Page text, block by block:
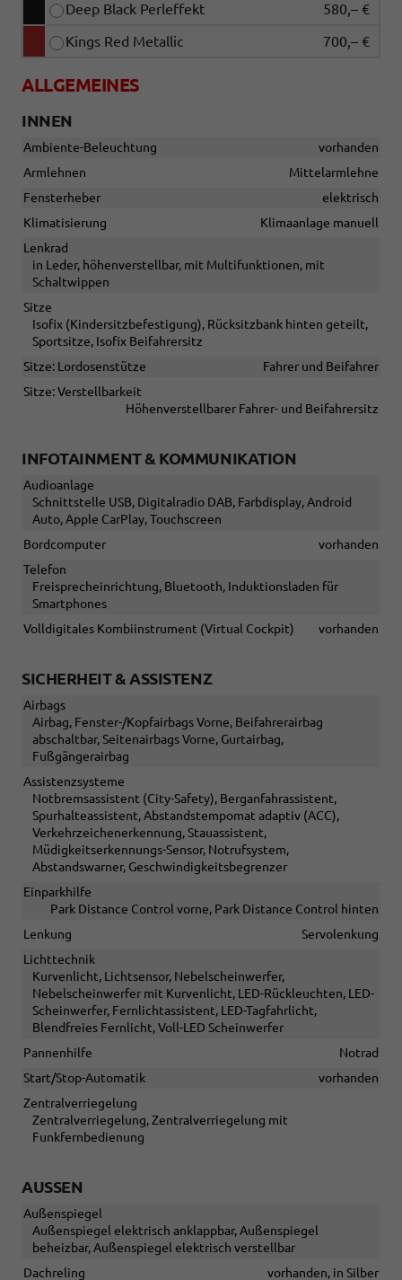
Deep Black Perleffekt
580,– €
Kings Red Metallic
700,– €
ALLGEMEINES
INNEN
Ambiente-Beleuchtung
vorhanden
Armlehnen
Mittelarmlehne
Fensterheber
elektrisch
Klimatisierung
Klimaanlage manuell
Lenkrad
in Leder, höhenverstellbar, mit Multifunktionen, mit
Schaltwippen
Sitze
Isofix (Kindersitzbefestigung), Rücksitzbank hinten geteilt,
Sportsitze, Isofix Beifahrersitz
Sitze: Lordosenstütze
Fahrer und Beifahrer
Sitze: Verstellbarkeit
Höhenverstellbarer Fahrer- und Beifahrersitz
INFOTAINMENT & KOMMUNIKATION
Audioanlage
Schnittstelle USB, Digitalradio DAB, Farbdisplay, Android
Auto, Apple CarPlay, Touchscreen
Bordcomputer
vorhanden
Telefon
Freisprecheinrichtung, Bluetooth, Induktionsladen für
Smartphones
Volldigitales Kombiinstrument (Virtual Cockpit)
vorhanden
SICHERHEIT & ASSISTENZ
Airbags
Airbag, Fenster-/Kopfairbags Vorne, Beifahrerairbag
abschaltbar, Seitenairbags Vorne, Gurtairbag,
Fußgängerairbag
Assistenzsysteme
Notbremsassistent (City-Safety), Berganfahrassistent,
Spurhalteassistent, Abstandstempomat adaptiv (ACC),
Verkehrzeichenerkennung, Stauassistent,
Müdigkeitserkennungs-Sensor, Notrufsystem,
Abstandswarner, Geschwindigkeitsbegrenzer
Einparkhilfe
Park Distance Control vorne, Park Distance Control hinten
Lenkung
Servolenkung
Lichttechnik
Kurvenlicht, Lichtsensor, Nebelscheinwerfer,
Nebelscheinwerfer mit Kurvenlicht, LED-Rückleuchten, LED-
Scheinwerfer, Fernlichtassistent, LED-Tagfahrlicht,
Blendfreies Fernlicht, Voll-LED Scheinwerfer
Pannenhilfe
Notrad
Start/Stop-Automatik
vorhanden
Zentralverriegelung
Zentralverriegelung, Zentralverriegelung mit
Funkfernbedienung
AUSSEN
Außenspiegel
Außenspiegel elektrisch anklappbar, Außenspiegel
beheizbar, Außenspiegel elektrisch verstellbar
Dachreling
vorhanden, in Silber